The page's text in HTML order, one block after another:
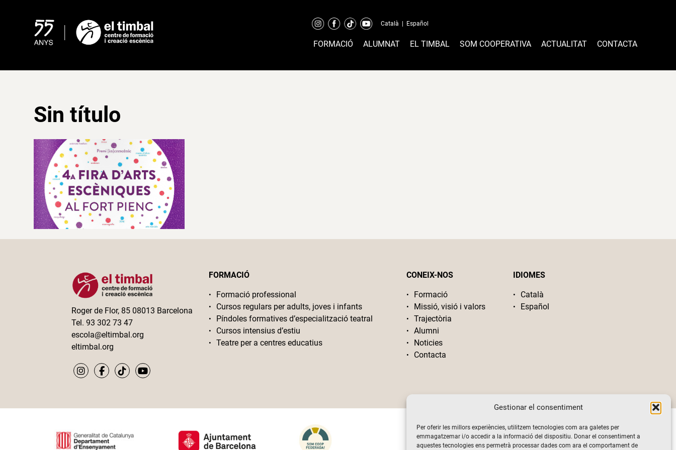
Gestionar el consentiment
Per oferir les millors experiències, utilitzem tecnologies com ara galetes per
emmagatzemar i/o accedir a la informació del dispositiu. Donar el consentiment a
aquestes tecnologies ens permetrà processar dades com ara el comportament de
Català Español
FORMACIÓ ALUMNAT EL TIMBAL SOM COOPERATIVA ACTUALITAT CONTACTA
Sin título
Roger de Flor, 85 08013 Barcelona
Tel. 93 302 73 47
escola@eltimbal.org
eltimbal.org
FORMACIÓ
Formació professional
Cursos regulars per adults, joves i infants
Píndoles formatives d’especialització teatral
Cursos intensius d’estiu
Teatre per a centres educatius
CONEIX-NOS
Formació
Missió, visió i valors
Trajectòria
Alumni
Noticies
Contacta
IDIOMES
Català
Español